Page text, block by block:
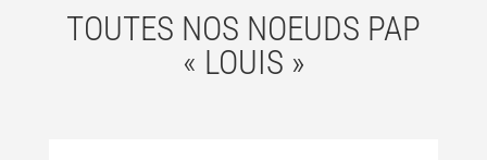
TOUTES NOS NOEUDS PAP
« LOUIS »